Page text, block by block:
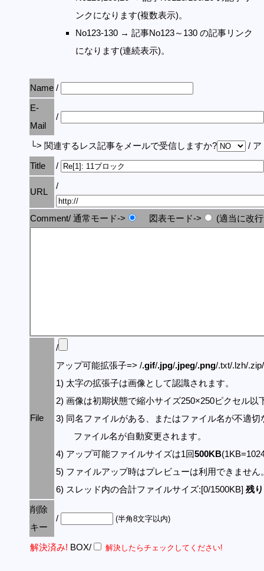
ンクになります(複数表示)。
No123-130 → 記事No123～130 の記事リンク
になります(連続表示)。
Name /
E-
Mail
/
└> 関連するレス記事をメールで受信しますか?
/ ア
Title
/
URL
/
Comment/ 通常モード-> 図表モード-> (適当に改
File
/
アップ可能拡張子=> /.gif/.jpg/.jpeg/.png/.txt/.lzh/
1) 太字の拡張子は画像として認識されます。
2) 画像は初期状態で縮小サイズ250×250ピクセル以
3) 同名ファイルがある、またはファイル名が不適切
ファイル名が自動変更されます。
4) アップ可能ファイルサイズは1回500KB
5) ファイルアップ時はプレビューは利用できません
6) スレッド内の合計ファイルサイズ:[0/1500KB] 残
削除
キー
/ (半角8文字以内)
解決済み! BOX/ 解決したらチェックしてください!